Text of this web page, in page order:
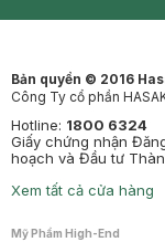
Bản quyền © 2016
Công Ty cổ phần
Hotline: 1800 6324
Giấy chứng nhận
hoạch và Đầu tư
Xem tất cả cửa hàng
Mỹ Phẩm High-End